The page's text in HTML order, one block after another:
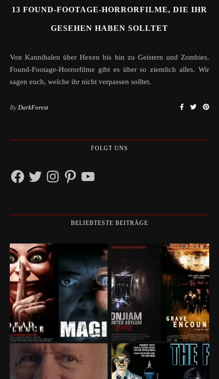
13 FOUND-FOOTAGE-HORRORFILME, DIE IHR
GESEHEN HABEN SOLLTET
Von Kannibalen über Hexen bis hin zu Geistern und Zombies.
Found-Footage-Horrorfilme gibt es über so ziemlich alles. Wir
sagen euch, welche ihr nicht verpassen solltet.
By DarkForest
FOLGT UNS
FacebookTwitterInstagramPinterestYouTube
BELIEBTESTE BEITRÄGE